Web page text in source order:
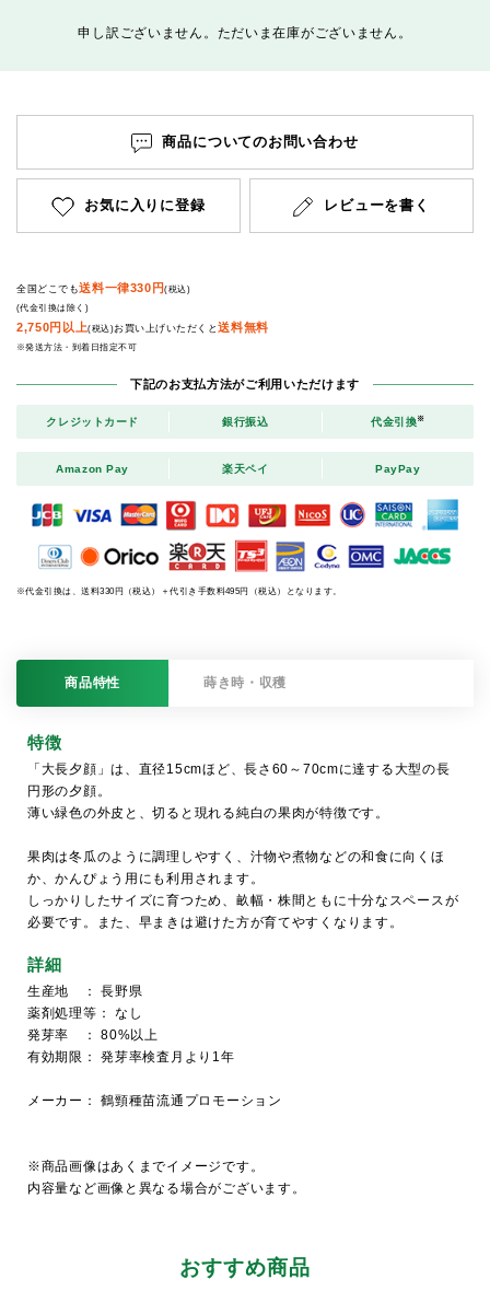
申し訳ございません。ただいま在庫がございません。
商品についてのお問い合わせ
お気に入りに登録 レビューを書く
全国どこでも送料一律330円(税込)
(代金引換は除く)
2,750円以上(税込)お買い上げいただくと送料無料
※発送方法・到着日指定不可
下記のお支払方法がご利用いただけます
クレジットカード 銀行振込 代金引換※
Amazon Pay 楽天ペイ PayPay
※代金引換は、送料330円（税込）＋代引き手数料495円（税込）となります。
商品特性 蒔き時・収穫
特徴
「大長夕顔」は、直径15cmほど、長さ60～70cmに達する大型の長
円形の夕顔。
薄い緑色の外皮と、切ると現れる純白の果肉が特徴です。
果肉は冬瓜のように調理しやすく、汁物や煮物などの和食に向くほ
か、かんぴょう用にも利用されます。
しっかりしたサイズに育つため、畝幅・株間ともに十分なスペースが
必要です。また、早まきは避けた方が育てやすくなります。
詳細
生産地 ： 長野県
薬剤処理等： なし
発芽率 ： 80%以上
有効期限： 発芽率検査月より1年
メーカー： 鶴頸種苗流通プロモーション
※商品画像はあくまでイメージです。
内容量など画像と異なる場合がございます。
おすすめ商品